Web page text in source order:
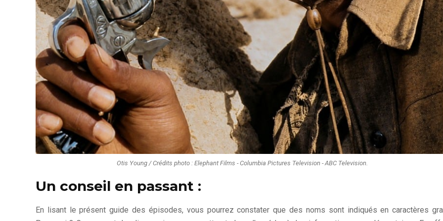
Otis Young / Crédits photo : Elephant Films - Columbia Pictures Television - ABC Television.
Un conseil en passant :
En lisant le présent guide des épisodes, vous pourrez constater que des noms sont indiqués en caractères